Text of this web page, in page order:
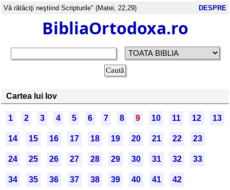
Vă rătăciţi neştiind Scripturile" (Matei, 22,29) DESPRE
BibliaOrtodoxa.ro
Cartea lui Iov
1 2 3 4 5 6 7 8 9 10 11 12 13
14 15 16 17 18 19 20 21 22 23
24 25 26 27 28 29 30 31 32 33
34 35 36 37 38 39 40 41
42